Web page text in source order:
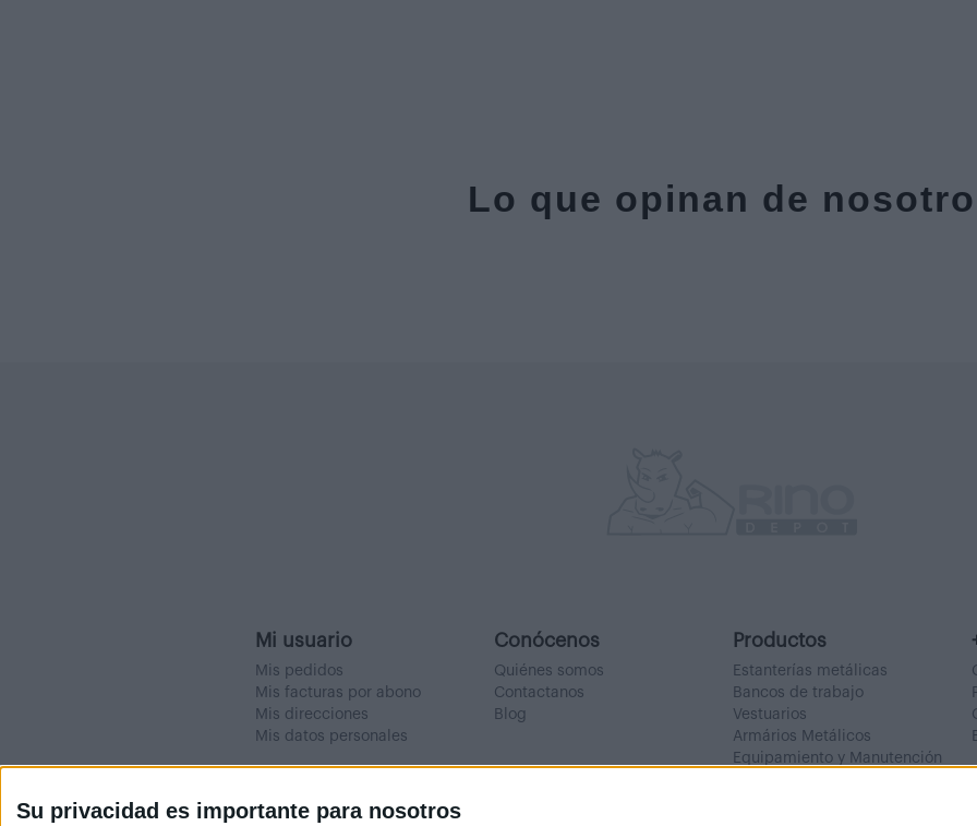
Su privacidad es importante para nosotros
Lo que opinan de
Mi usuario
Mis pedidos
Mis facturas por abono
Mis direcciones
Mis datos personales
Conócenos
Quiénes somos
Contactanos
Blog
Productos
Estanterías metálicas
Bancos de trabajo
Vestuarios
Armários Metálicos
Equipamiento y Manutención